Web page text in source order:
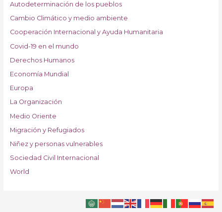
Autodeterminación de los pueblos
Cambio Climático y medio ambiente
Cooperación Internacional y Ayuda Humanitaria
Covid-19 en el mundo
Derechos Humanos
Economía Mundial
Europa
La Organización
Medio Oriente
Migración y Refugiados
Niñez y personas vulnerables
Sociedad Civil Internacional
World